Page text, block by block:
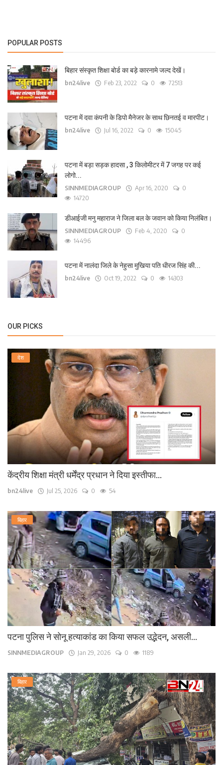
POPULAR POSTS
बिहार संस्कृत शिक्षा बोर्ड का बड़े कारनामे जल्द देखें।
bn24live Feb 23, 2022 0 72513
पटना में दवा कंपनी के डिपो मैनेजर के साथ छिनतई व मारपीट।
bn24live Jul 16, 2022 0 15045
पटना में बड़ा सड़क हादसा , 3 किलोमीटर में 7 जगह पर कई
लोगो...
SINNMEDIAGROUP Apr 16, 2020
0
14720
डीआईजी मनु महाराज ने जिला बल के जवान को किया निलंबित।
SINNMEDIAGROUP Feb 4, 2020
0
14496
पटना में नालंदा जिले के नेहुसा मुखिया पति धीरज सिंह की...
bn24live Oct 19, 2022 0 14303
OUR PICKS
देश
केंद्रीय शिक्षा मंत्री धर्मेंद्र प्रधान ने दिया इस्तीफा...
bn24live Jul 25, 2026 0 54
बिहार
पटना पुलिस ने सोनू हत्याकांड का किया सफल उद्भेदन, असली...
SINNMEDIAGROUP Jan 29, 2026 0 1189
बिहार